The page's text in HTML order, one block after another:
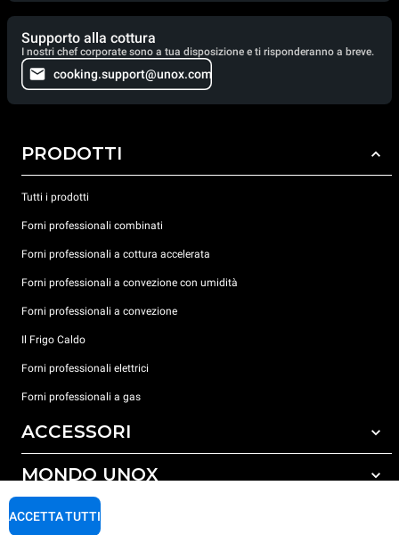
Supporto alla cottura
I nostri chef corporate sono a tua disposizione e ti risponderanno a breve.
cooking.support@unox.com
PRODOTTI
Tutti i prodotti
Forni professionali combinati
Forni professionali a cottura accelerata
Forni professionali a convezione con umidità
Forni professionali a convezione
Il Frigo Caldo
Forni professionali elettrici
Forni professionali a gas
ACCESSORI
Tutti gli accessori
Detergenti per lavaggio automatico
Detergenti per lavaggio manuale
MONDO UNOX
Le nostre sedi nel mondo
SUPPORTO
ACCETTA TUTTI